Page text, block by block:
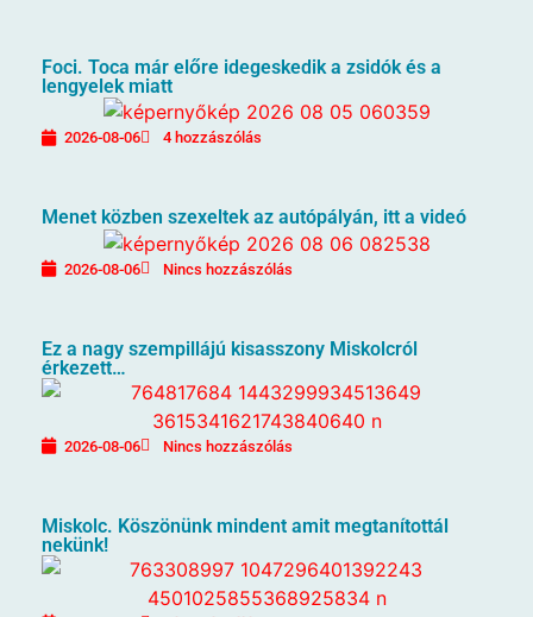
Foci. Toca már előre idegeskedik a zsidók és a
lengyelek miatt
2026-08-06 4 hozzászólás
Menet közben szexeltek az autópályán, itt a videó
2026-08-06 Nincs hozzászólás
Ez a nagy szempillájú kisasszony Miskolcról
érkezett…
2026-08-06 Nincs hozzászólás
Miskolc. Köszönünk mindent amit megtanítottál
nekünk!